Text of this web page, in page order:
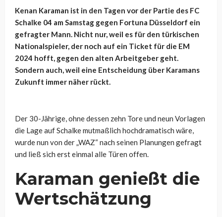
Kenan Karaman ist in den Tagen vor der Partie des FC
Schalke 04 am Samstag gegen Fortuna Düsseldorf ein
gefragter Mann. Nicht nur, weil es für den türkischen
Nationalspieler, der noch auf ein Ticket für die EM
2024 hofft, gegen den alten Arbeitgeber geht.
Sondern auch, weil eine Entscheidung über Karamans
Zukunft immer näher rückt.
Der 30-Jährige, ohne dessen zehn Tore und neun Vorlagen
die Lage auf Schalke mutmaßlich hochdramatisch wäre,
wurde nun von der „WAZ“ nach seinen Planungen gefragt
und ließ sich erst einmal alle Türen offen.
Karaman genießt die
Wertschätzung